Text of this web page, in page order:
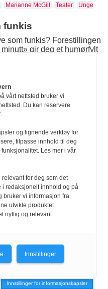
Marianne McGill Teater
Unge
funkis
som funkis? Forestillingen
gir deg et humørfylt
| Schweigaardsgt. 12 |
9217 Grønland, 0134 Oslo Tel:
|Frontrunner
Publishing
Personvernerklæring
Innstillinger for informasjonskapsler
vårt nettsted bruker vi
Du kan reservere
og lignende verktøy for
tilpasse innhold til deg
Les mer i vår
for deg som det
redaksjonelt innhold og på
bruker vi informasjon fra
utvikle produktet
nyttig og relevant.
Innstillinger